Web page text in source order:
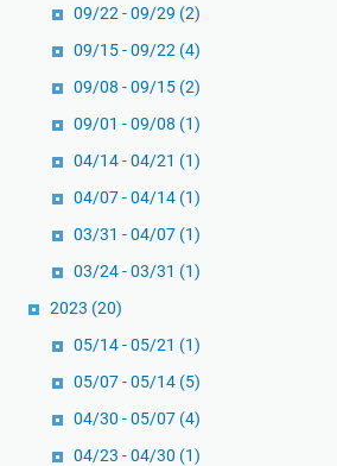
09/22 - 09/29 (2)
09/15 - 09/22 (4)
09/08 - 09/15 (2)
09/01 - 09/08 (1)
04/14 - 04/21 (1)
04/07 - 04/14 (1)
03/31 - 04/07 (1)
03/24 - 03/31 (1)
2023 (20)
05/14 - 05/21 (1)
05/07 - 05/14 (5)
04/30 - 05/07 (4)
04/23 - 04/30 (1)